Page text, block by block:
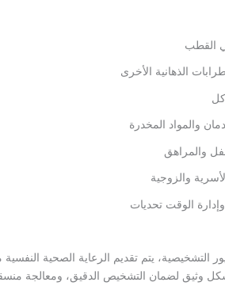
القطب
الذهانية الأخرى
والمواد المخدرة
والمراهق
والزوجية
الوقت تحديات
التشخيصية، يتم تقديم الرعاية الصحية
وثيق لضمان التشخيص الدقيق، ومعالجة